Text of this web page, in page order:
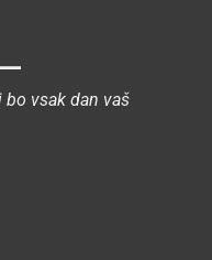
bo vsak dan vaš